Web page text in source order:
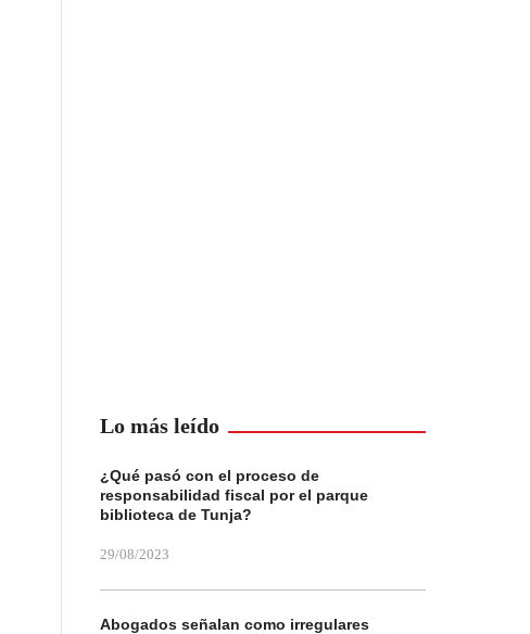
Lo más leído
¿Qué pasó con el proceso de
responsabilidad fiscal por el parque
biblioteca de Tunja?
29/08/2023
Abogados señalan como irregulares